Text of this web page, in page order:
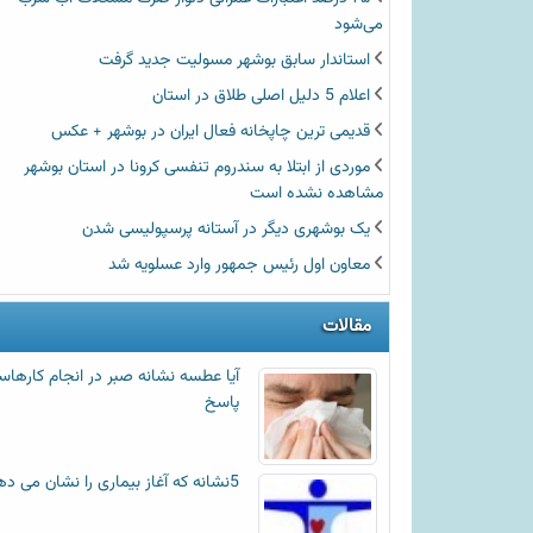
می‌شود
استاندار سابق بوشهر مسولیت جدید گرفت
اعلام 5 دلیل اصلی طلاق در استان
قدیمی ترین چاپخانه فعال ایران در بوشهر + عکس
موردی از ابتلا به سندروم تنفسی کرونا در استان بوشهر
مشاهده نشده است
یک بوشهری دیگر در آستانه پرسپولیسی شدن
معاون اول رئیس جمهور وارد عسلویه شد
مقالات
آیا عطسه‌ نشانه صبر در انجام
پاسخ
5نشانه که آغاز بیماری را نشان می دهد